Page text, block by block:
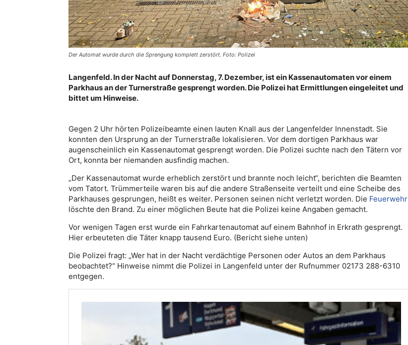
Der Automat wurde durch die Sprengung komplett zerstört. Foto: Polizei
Langenfeld. In der Nacht auf Donnerstag, 7. Dezember, ist ein Kassenautomaten vor einem
Parkhaus an der Turnerstraße gesprengt worden. Die Polizei hat Ermittlungen eingeleitet und
bittet um Hinweise.
Gegen 2 Uhr hörten Polizeibeamte einen lauten Knall aus der Langenfelder Innenstadt. Sie
konnten den Ursprung an der Turnerstraße lokalisieren. Vor dem dortigen Parkhaus war
augenscheinlich ein Kassenautomat gesprengt worden. Die Polizei suchte nach den Tätern vor
Ort, konnta ber niemanden ausfindig machen.
„Der Kassenautomat wurde erheblich zerstört und brannte noch leicht“, berichten die Beamten
vom Tatort. Trümmerteile waren bis auf die andere Straßenseite verteilt und eine Scheibe des
Parkhauses gesprungen, heißt es weiter. Personen seinen nicht verletzt worden. Die Feuerwehr
löschte den Brand. Zu einer möglichen Beute hat die Polizei keine Angaben gemacht.
Vor wenigen Tagen erst wurde ein Fahrkartenautomat auf einem Bahnhof in Erkrath gesprengt.
Hier erbeuteten die Täter knapp tausend Euro. (Bericht siehe unten)
Die Polizei fragt: „Wer hat in der Nacht verdächtige Personen oder Autos an dem Parkhaus
beobachtet?“ Hinweise nimmt die Polizei in Langenfeld unter der Rufnummer 02173 288-6310
entgegen.